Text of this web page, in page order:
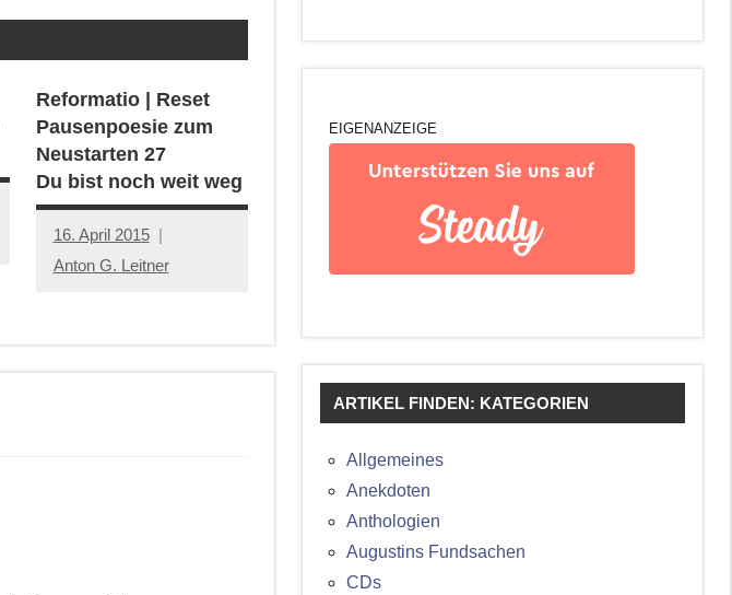
Reformatio | Reset
Pausenpoesie zum
Neustarten 27
Du bist noch weit weg
16. April 2015
Anton G. Leitner
EIGENANZEIGE
ARTIKEL FINDEN: KATEGORIEN
Allgemeines
Anekdoten
Anthologien
Augustins Fundsachen
CDs